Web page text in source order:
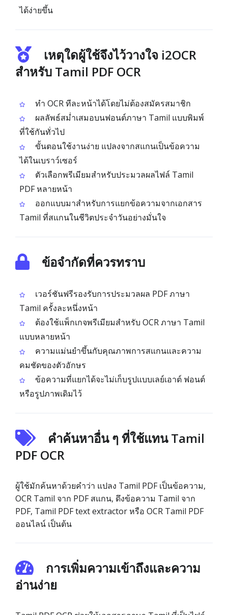
ได้ง่ายขึ้น
เหตุใดผู้ใช้จึงไว้วางใจ i2OCR
สำหรับ Tamil PDF OCR
ทำ OCR ทีละหน้าได้โดยไม่ต้องสมัครสมาชิก
ผลลัพธ์สม่ำเสมอบนฟอนต์ภาษา Tamil แบบพิมพ์
ที่ใช้กันทั่วไป
ขั้นตอนใช้งานง่าย แปลงจากสแกนเป็นข้อความ
ได้ในเบราว์เซอร์
ตัวเลือกพรีเมียมสำหรับประมวลผลไฟล์ Tamil
PDF หลายหน้า
ออกแบบมาสำหรับการแยกข้อความจากเอกสาร
Tamil ที่สแกนในชีวิตประจำวันอย่างมั่นใจ
ข้อจำกัดที่ควรทราบ
เวอร์ชันฟรีรองรับการประมวลผล PDF ภาษา
Tamil ครั้งละหนึ่งหน้า
ต้องใช้แพ็กเกจพรีเมียมสำหรับ OCR ภาษา Tamil
แบบหลายหน้า
ความแม่นยำขึ้นกับคุณภาพการสแกนและความ
คมชัดของตัวอักษร
ข้อความที่แยกได้จะไม่เก็บรูปแบบเลย์เอาต์ ฟอนต์
หรือรูปภาพเดิมไว้
คำค้นหาอื่น ๆ ที่ใช้แทน Tamil
PDF OCR
ผู้ใช้มักค้นหาด้วยคำว่า แปลง Tamil PDF เป็นข้อความ,
OCR Tamil จาก PDF สแกน, ดึงข้อความ Tamil จาก
PDF, Tamil PDF text extractor หรือ OCR Tamil PDF
ออนไลน์ เป็นต้น
การเพิ่มความเข้าถึงและความ
อ่านง่าย